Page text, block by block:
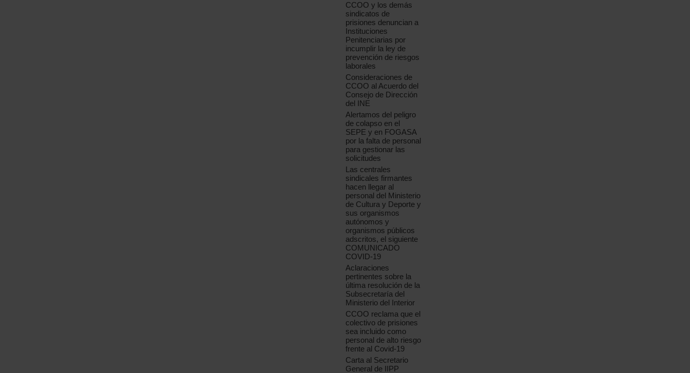
CCOO y los demás
sindicatos de
prisiones denuncian a
Instituciones
Penitenciarias por
incumplir la ley de
prevención de riesgos
laborales
Consideraciones de
CCOO al Acuerdo del
Consejo de Dirección
del INE
Alertamos del peligro
de colapso en el
SEPE y en FOGASA
por la falta de personal
para gestionar las
solicitudes
Las centrales
sindicales firmantes
hacen llegar al
personal del Ministerio
de Cultura y Deporte y
sus organismos
autónomos y
organismos públicos
adscritos, el siguiente
COMUNICADO
COVID-19
Aclaraciones
pertinentes sobre la
última resolución de la
Subsecretaría del
Ministerio del Interior
CCOO reclama que el
colectivo de prisiones
sea incluido como
personal de alto riesgo
frente al Covid-19
Carta al Secretario
General de IIPP